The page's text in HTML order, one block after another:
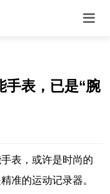
手表，已是“腕
表，或许是时尚的
准的运动记录器。